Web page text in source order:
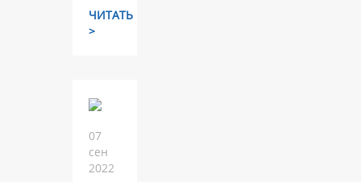
ЧИТАТЬ
>
07
сен
2022